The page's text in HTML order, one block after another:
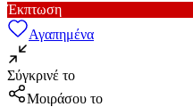
Έκπτωση
Αγαπημένα
Σύγκρινέ το
Μοιράσου το